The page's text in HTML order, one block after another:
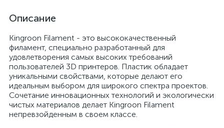
Описание
Kingroon Filament - это высококачественный
филамент, специально разработанный для
удовлетворения самых высоких требований
пользователей 3D принтеров. Пластик обладает
уникальными свойствами, которые делают его
идеальным выбором для широкого спектра проектов.
Сочетание инновационных технологий и экологически
чистых материалов делает Kingroon Filament
непревзойденным в своем классе.